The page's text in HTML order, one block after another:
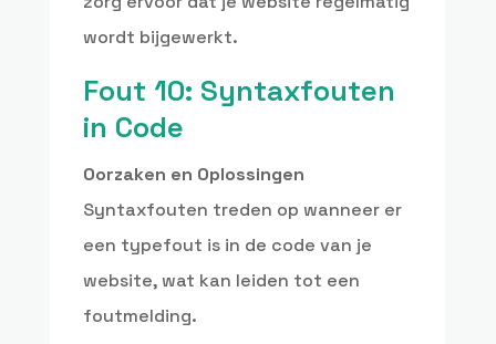
wordt bijgewerkt.
Fout 10: Syntaxfouten
in Code
Oorzaken en Oplossingen
Syntaxfouten treden op wanneer er
een typefout is in de code van je
website, wat kan leiden tot een
foutmelding.